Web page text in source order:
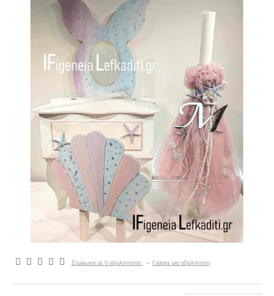
Σύμφωνα με 0 αξιολογήσεις. - Γράψτε μια αξιολόγηση